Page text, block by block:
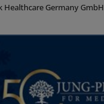
Healthcare Germany GmbH